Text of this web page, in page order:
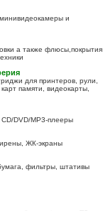
и
а также флюсы,покрытия
для принтеров, рули,
памяти, видеокарты,
DVD/MP3-плееры
ЖК-экраны
фильтры, штативы